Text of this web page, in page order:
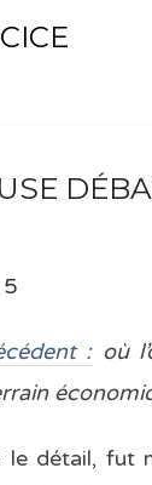
:où
le détail, fut